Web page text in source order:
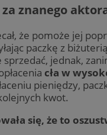
za znanego
że pomoże jej
paczkę z
sprzedać, jednak,
cła w
pieniędzy,
kwot.
się, że to